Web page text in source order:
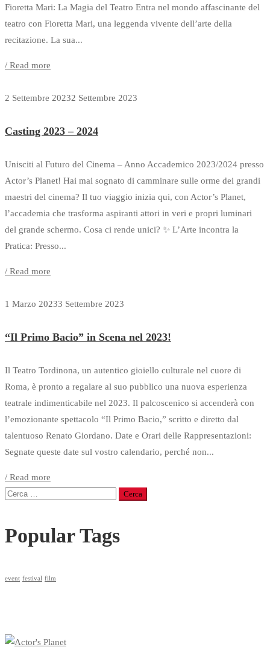
Fioretta Mari: La Magia del Teatro Entra nel mondo affascinante del
teatro con Fioretta Mari, una leggenda vivente dell’arte della
recitazione. La sua...
/ Read more
2 Settembre 20232 Settembre 2023
Casting 2023 – 2024
Unisciti al Futuro del Cinema – Anno Accademico 2023/2024 presso
Actor’s Planet! Hai mai sognato di camminare sulle orme dei grandi
maestri del cinema? Il tuo viaggio inizia qui, con Actor’s Planet,
l’accademia che trasforma aspiranti attori in veri e propri luminari
del grande schermo. Cosa ci rende unici? ✨ L’Arte incontra la
Pratica: Presso...
/ Read more
1 Marzo 20233 Settembre 2023
“Il Primo Bacio” in Scena nel 2023!
Il Teatro Tordinona, un autentico gioiello culturale nel cuore di
Roma, è pronto a regalare al suo pubblico una nuova esperienza
teatrale indimenticabile nel 2023. Il palcoscenico si accenderà con
l’emozionante spettacolo “Il Primo Bacio,” scritto e diretto dal
talentuoso Renato Giordano. Date e Orari delle Rappresentazioni:
Segnate queste date sul vostro calendario, perché non...
/ Read more
Ricerca
Popular Tags
event festival film